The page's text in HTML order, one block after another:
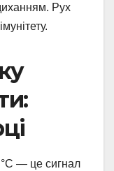
Рух
— це сигнал